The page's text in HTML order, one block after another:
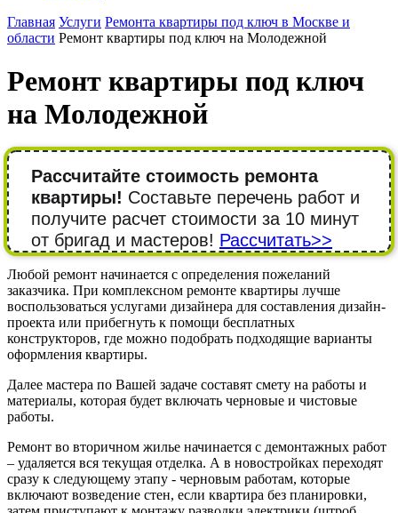
Главная Услуги Ремонта квартиры под ключ в Москве и
области Ремонт квартиры под ключ на Молодежной
Ремонт квартиры под ключ
на Молодежной
Рассчитайте стоимость ремонта
квартиры! Составьте перечень работ и
получите расчет стоимости за 10 минут
от бригад и мастеров! Рассчитать>>
Любой ремонт начинается с определения пожеланий
заказчика. При комплексном ремонте квартиры лучше
воспользоваться услугами дизайнера для составления дизайн-
проекта или прибегнуть к помощи бесплатных
конструкторов, где можно подобрать подходящие варианты
оформления квартиры.
Далее мастера по Вашей задаче составят смету на работы и
материалы, которая будет включать черновые и чистовые
работы.
Ремонт во вторичном жилье начинается с демонтажных работ
– удаляется вся текущая отделка. А в новостройках переходят
сразу к следующему этапу - черновым работам, которые
включают возведение стен, если квартира без планировки,